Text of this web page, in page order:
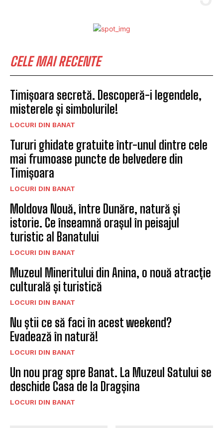
CELE MAI RECENTE
Timișoara secretă. Descoperă-i legendele,
misterele și simbolurile!
LOCURI DIN BANAT
Tururi ghidate gratuite într-unul dintre cele
mai frumoase puncte de belvedere din
Timișoara
LOCURI DIN BANAT
Moldova Nouă, între Dunăre, natură și
istorie. Ce înseamnă orașul în peisajul
turistic al Banatului
LOCURI DIN BANAT
Muzeul Mineritului din Anina, o nouă atracție
culturală și turistică
LOCURI DIN BANAT
Nu știi ce să faci în acest weekend?
Evadează în natură!
LOCURI DIN BANAT
Un nou prag spre Banat. La Muzeul Satului se
deschide Casa de la Dragșina
LOCURI DIN BANAT